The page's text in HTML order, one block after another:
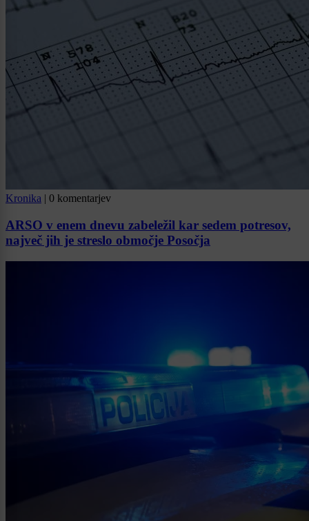
Kronika | 0 komentarjev
ARSO v enem dnevu zabeležil kar sedem potresov,
največ jih je streslo območje Posočja